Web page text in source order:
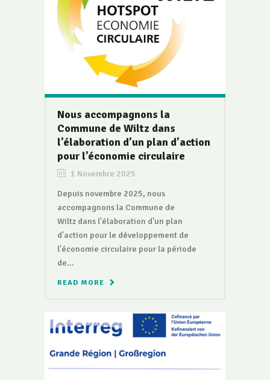
Nous accompagnons la
Commune de Wiltz dans
l’élaboration d’un plan d’action
pour l’économie circulaire
1 Novembre 2025
Depuis novembre 2025, nous
accompagnons la Commune de
Wiltz dans l'élaboration d'un plan
d'action pour le développement de
l'économie circulaire pour la période
de...
READ MORE